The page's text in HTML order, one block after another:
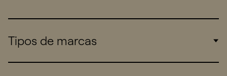
Tipos de marcas